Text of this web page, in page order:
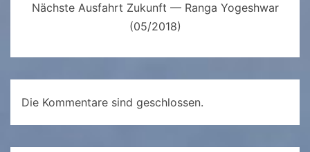
Nächste Ausfahrt Zukunft — Ranga Yogeshwar
(05/2018)
Die Kommentare sind geschlossen.